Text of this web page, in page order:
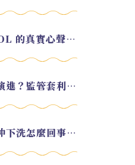
EP.219 從銀行高管轉職幣圈 KOL 的真實心聲 feat.龜大
EP.217 美元穩定幣未來會如何演進？監管套利終將收斂？feat. 研究員 余哲安
EP.213 川普大攪局：袋鼠市上沖下洗怎麼回事？feat. Alvin